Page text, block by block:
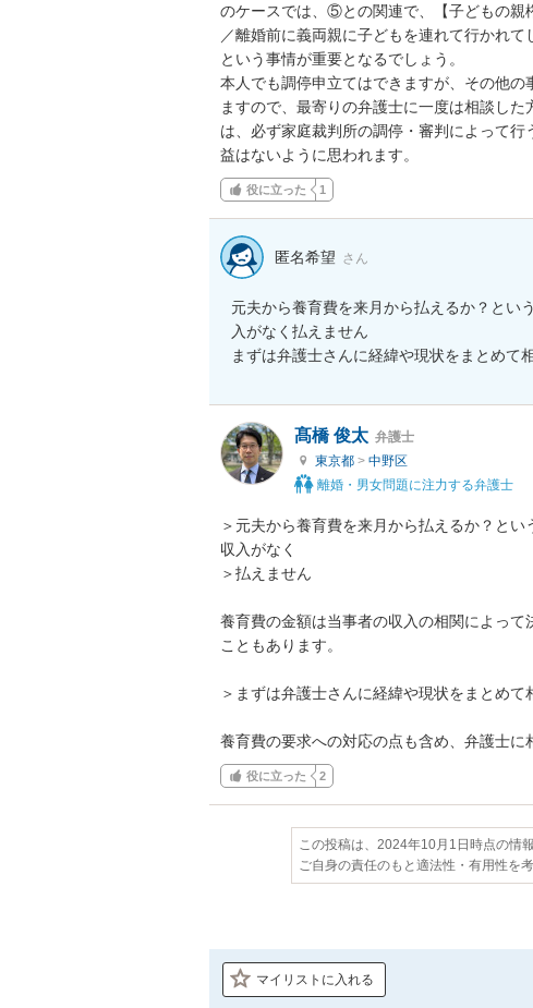
のケースでは、⑤との関連で、【子どもの親
／離婚前に義両親に子どもを連れて行かれて
という事情が重要となるでしょう。
本人でも調停申立てはできますが、その他
ますので、最寄りの弁護士に一度は相談し
は、必ず家庭裁判所の調停・審判によって
益はないように思われます。
役に立った 1
匿名希望 さん
元夫から養育費を来月から払えるか？とい
入がなく払えません
まずは弁護士さんに経緯や現状をまとめて
髙橋 俊太 弁護士
東京都 > 中野区
離婚・男女問題に注力する弁護士
＞元夫から養育費を来月から払えるか？と
収入がなく
＞払えません
養育費の金額は当事者の収入の相関によっ
こともあります。
＞まずは弁護士さんに経緯や現状をまとめ
養育費の要求への対応の点も含め、弁護士に
役に立った 2
この投稿は、2024年10月1日時点の情報
ご自身の責任のもと適法性・有用性を
マイリストに入れる